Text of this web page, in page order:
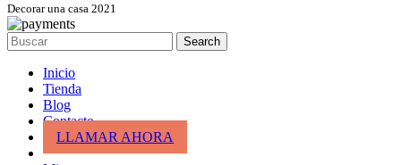
Decorar una casa 2021
Search
Inicio
Tienda
Blog
Contacto
LLAMAR AHORA